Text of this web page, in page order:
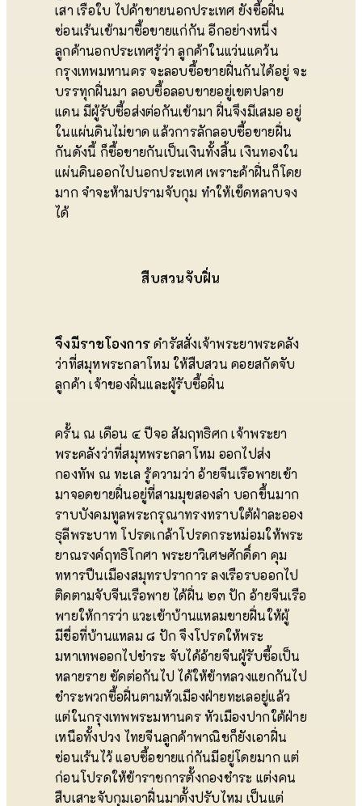
เสา เรือใบ ไปค้าขายนอกประเทศ ยังซื้อฝิ่น
ซ่อนเร้นเข้ามาซื้อขายแก่กัน อีกอย่างหนึ่ง
ลูกค้านอกประเทศรู้ว่า ลูกค้าในแว่นแคว้น
กรุงเทพมหานคร จะลอบซื้อขายฝิ่นกันได้อยู่ จะ
บรรทุกฝิ่นมา ลอบซื้อลอบขายอยู่เขตปลาย
แดน มีผู้รับซื้อส่งต่อกันเข้ามา ฝิ่นจึงมีเสมอ อยู่
ในแผ่นดินไม่ขาด แล้วการลักลอบซื้อขายฝิ่น
กันดังนี้ ก็ซื้อขายกันเป็นเงินทั้งสิ้น เงินทองใน
แผ่นดินออกไปนอกประเทศ เพราะค้าฝิ่นก็โดย
มาก จำจะห้ามปรามจับกุม ทำให้เข็ดหลาบจง
ได้
สืบสวนจับฝิ่น
จึงมีราชโองการดำรัสสั่งเจ้าพระยาพระคลัง
ว่าที่สมุหพระกลาโหม ให้สืบสวน คอยสกัดจับ
ลูกค้า เจ้าของฝิ่นและผู้รับซื้อฝิ่น
ครั้น ณ เดือน ๔ ปีจอ สัมฤทธิศก เจ้าพระยา
พระคลังว่าที่สมุหพระกลาโหม ออกไปส่ง
กองทัพ ณ ทะเล รู้ความว่า อ้ายจีนเรือพายเข้า
มาจอดขายฝิ่นอยู่ที่สามมุขสองลำ บอกขึ้นมาก
ราบบังคมทูลพระกรุณาทรงทราบใต้ฝ่าละออง
ธุลีพระบาท โปรดเกล้าโปรดกระหม่อมให้พระ
ยาณรงค์ฤทธิโกศา พระยาวิเศษศักดิ์ดา คุม
ทหารปืนเมืองสมุทรปราการ ลงเรือรบออกไป
ติดตามจับจีนเรือพาย ได้ฝิ่น ๒๓ ปัก อ้ายจีนเรือ
พายให้การว่า แวะเข้าบ้านแหลมขายฝิ่นให้ผู้
มีชื่อที่บ้านแหลม ๘ ปัก จึงโปรดให้พระ
มหาเทพออกไปชำระ จับได้อ้ายจีนผู้รับซื้อเป็น
หลายราย ซัดต่อกันไป ได้ให้ข้าหลวงแยกกันไป
ชำระพวกซื้อฝิ่นตามหัวเมืองฝ่ายทะเลอยู่แล้ว
แต่ในกรุงเทพพระมหานคร หัวเมืองปากใต้ฝ่าย
เหนือทั้งปวง ไทยจีนลูกค้าพาณิชก็ยังเอาฝิ่น
ซ่อนเร้นไว้ แอบซื้อขายแก่กันมีอยู่โดยมาก แต่
ก่อนโปรดให้ข้าราชการตั้งกองชำระ แต่งคน
สืบเสาะจับกุมเอาฝิ่นมาตั้งปรับไหม เป็นแต่